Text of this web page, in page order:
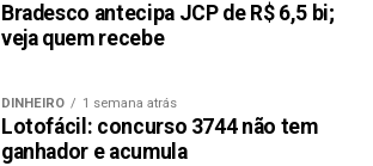
Bradesco antecipa JCP de R$ 6,5 bi;
veja quem recebe
DINHEIRO 1 semana atrás
Lotofácil: concurso 3744 não tem
ganhador e acumula